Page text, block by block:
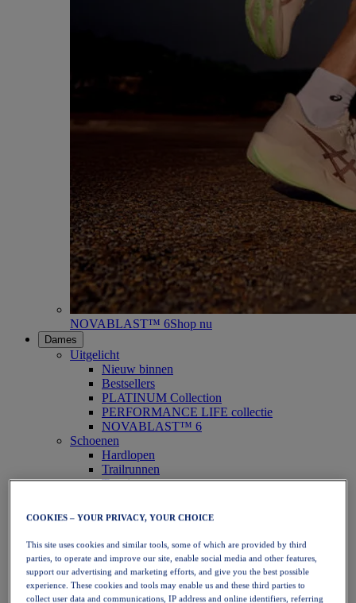
NOVABLAST™ 6Shop nu
Dames
Uitgelicht
Nieuw binnen
Bestsellers
PLATINUM Collection
PERFORMANCE LIFE collectie
NOVABLAST™ 6
Schoenen
Hardlopen
Trailrunnen
Tennis
Handbal
Netbal
SportStyle
Bovenkleding
Sport-bh's
Tanktops
COOKIES – YOUR PRIVACY, YOUR CHOICE
This site uses cookies and similar tools, some of which are provided by third
parties, to operate and improve our site, enable social media and other features,
support our advertising and marketing efforts, and give you the best possible
experience. These cookies and tools may enable us and these third parties to
collect user data and communications, IP address and online identifiers, referring